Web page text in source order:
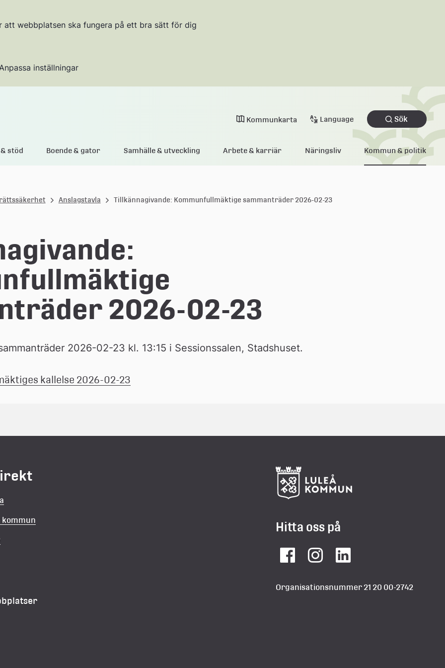
att webbplatsen ska fungera på ett bra sätt för dig
inställningar
Kommunkarta Language Sök
stöd Boende & gator Samhälle & utveckling Arbete & karriär Näringsliv Kommun & politik
Anslagstavla Tillkännagivande: Kommunfullmäktige sammanträder 2026-02-23
2026-02-23
2026-02-23 kl. 13:15 i Sessionssalen, Stadshuset.
kallelse 2026-02-23
kommun
Hitta oss på
FacebookInstagramLinkedIn
Organisationsnummer 21 20 00-2742